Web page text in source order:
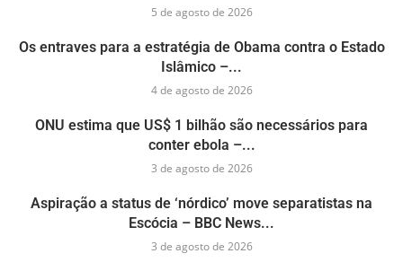
5 de agosto de 2026
Os entraves para a estratégia de Obama contra o Estado
Islâmico –...
4 de agosto de 2026
ONU estima que US$ 1 bilhão são necessários para
conter ebola –...
3 de agosto de 2026
Aspiração a status de ‘nórdico’ move separatistas na
Escócia – BBC News...
3 de agosto de 2026